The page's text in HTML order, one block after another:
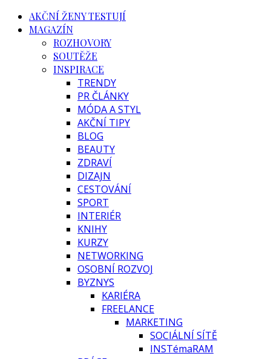
AKČNÍ ŽENY TESTUJÍ
MAGAZÍN
ROZHOVORY
SOUTĚŽE
INSPIRACE
TRENDY
PR ČLÁNKY
MÓDA A STYL
AKČNÍ TIPY
BLOG
BEAUTY
ZDRAVÍ
DIZAJN
CESTOVÁNÍ
SPORT
INTERIÉR
KNIHY
KURZY
NETWORKING
OSOBNÍ ROZVOJ
BYZNYS
KARIÉRA
FREELANCE
MARKETING
SOCIÁLNÍ SÍTĚ
INSTémaRAM